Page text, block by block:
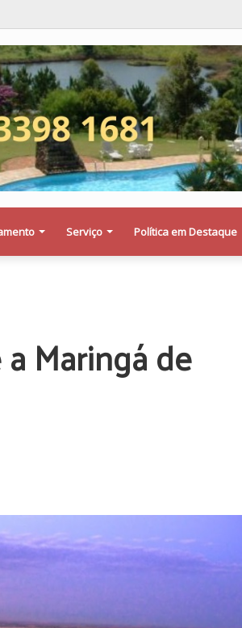
da Prefeitura de Floresta termina com dois
Serviço Política em Destaque
Maringá de